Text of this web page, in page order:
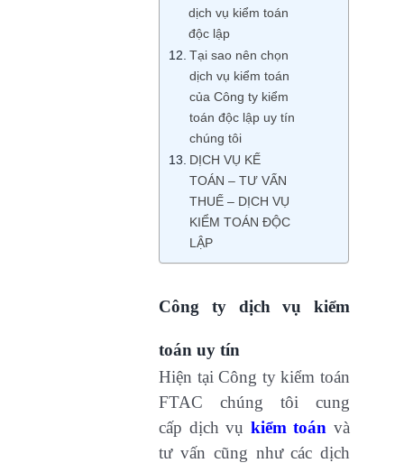
dịch vụ kiểm toán
độc lập
Tại sao nên chọn
dịch vụ kiểm toán
của Công ty kiểm
toán độc lập uy tín
chúng tôi
DỊCH VỤ KẾ
TOÁN – TƯ VẤN
THUẾ – DỊCH VỤ
KIỂM TOÁN ĐỘC
LẬP
Công ty dịch vụ kiểm
toán uy tín
Hiện tại Công ty kiểm toán
FTAC chúng tôi cung
cấp dịch vụ kiểm toán và
tư vấn cũng như các dịch